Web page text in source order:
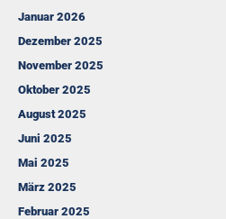
Januar 2026
Dezember 2025
November 2025
Oktober 2025
August 2025
Juni 2025
Mai 2025
März 2025
Februar 2025